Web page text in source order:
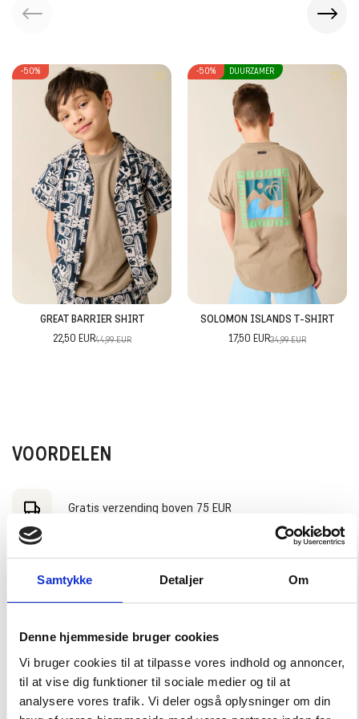
Samtykke Detaljer Om
Denne hjemmeside bruger cookies
Vi bruger cookies til at tilpasse vores indhold og annoncer,
til at vise dig funktioner til sociale medier og til at
analysere vores trafik. Vi deler også oplysninger om din
Niet bleken
-50%
GREAT BARRIER SHIRT
22,50 EUR44,99 EUR
-50% DUURZAMER
SOLOMON ISLANDS T-SHIRT
17,50 EUR34,99 EUR
VOORDELEN
Gratis verzending boven 75 EUR
We verzenden tot 14:00 uur op werkdagen
Bezorging in 2-3 werkdagen